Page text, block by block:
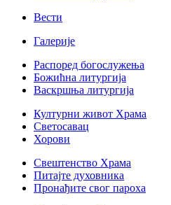
Вести
Галерије
Распоред богослужења
Божићна литургија
Васкршња литургија
Културни живот Храма
Светосавац
Хорови
Свештенство Храма
Питајте духовника
Пронађите свог пароха